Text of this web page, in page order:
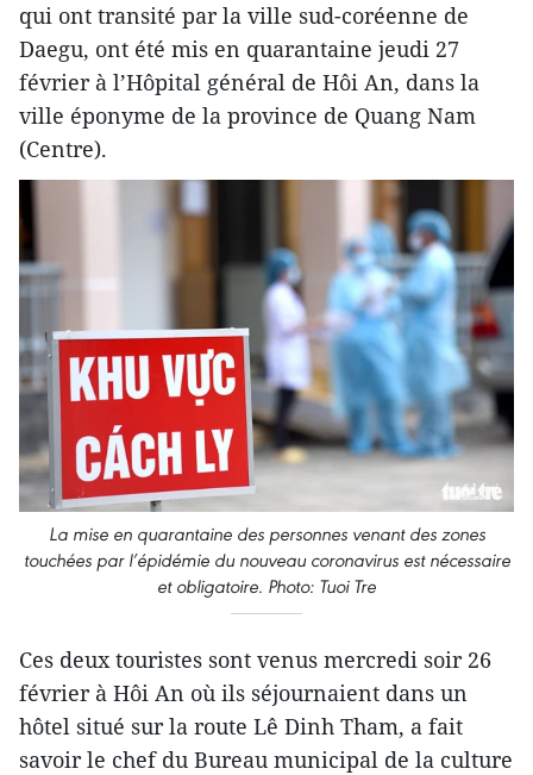
qui ont transité par la ville sud-coréenne de
Daegu, ont été mis en quarantaine jeudi 27
février à l’Hôpital général de Hôi An, dans la
ville éponyme de la province de Quang Nam
(Centre).
La mise en quarantaine des personnes venant des zones
touchées par l’épidémie du nouveau coronavirus est nécessaire
et obligatoire. Photo: Tuoi Tre
Ces deux touristes sont venus mercredi soir 26
février à Hôi An où ils séjournaient dans un
hôtel situé sur la route Lê Dinh Tham, a fait
savoir le chef du Bureau municipal de la culture